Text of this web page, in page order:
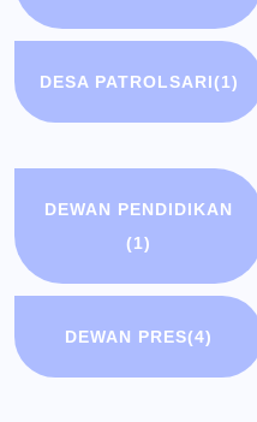
DESA PATROLSARI(1)
DEWAN PENDIDIKAN
(1)
DEWAN PRES(4)